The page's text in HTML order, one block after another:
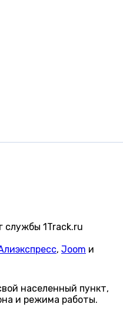
службы 1Track.ru
, Joom и
населенный пункт,
и режима работы.